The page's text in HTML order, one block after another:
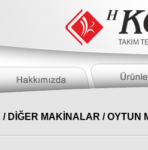
/ DİĞER MAKİNALAR / OYTUN